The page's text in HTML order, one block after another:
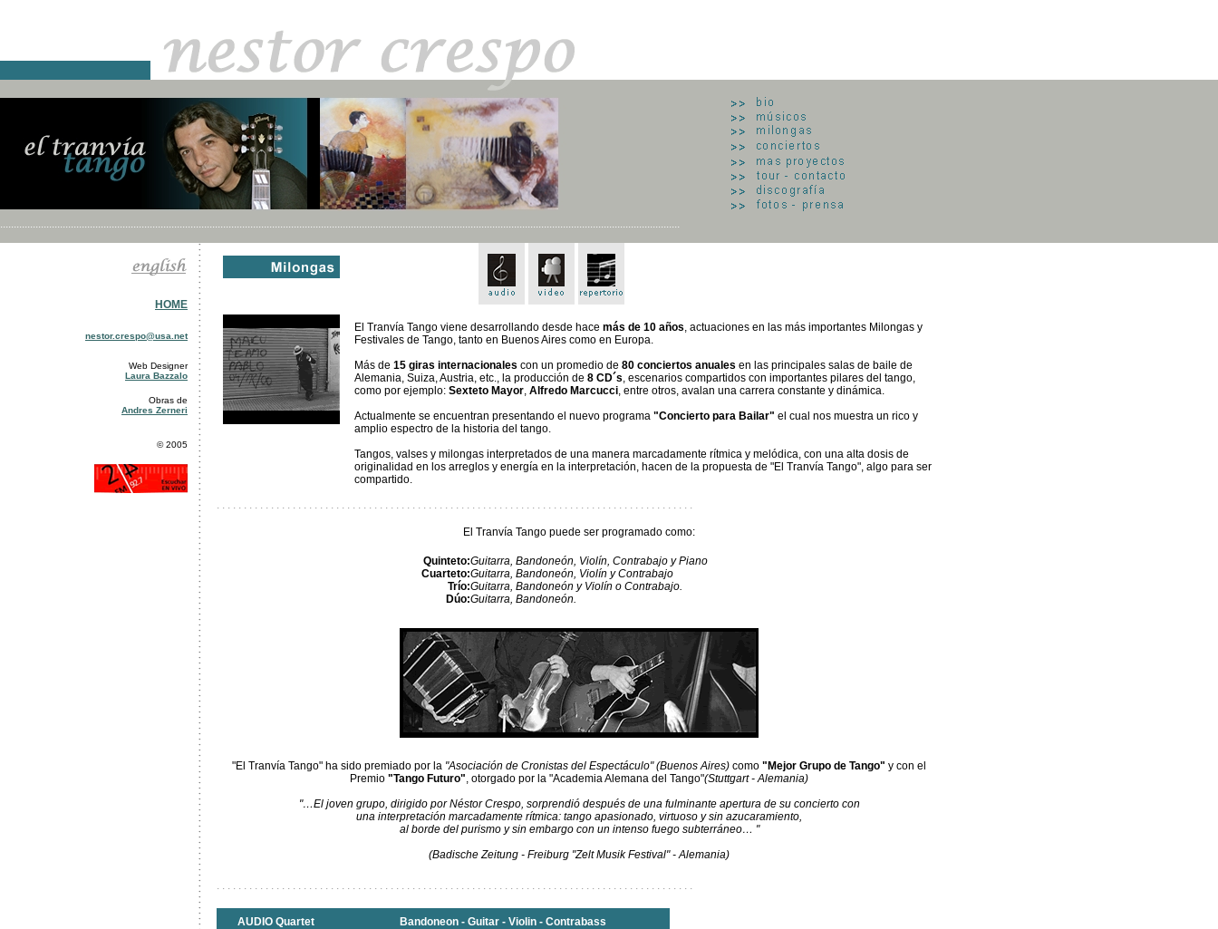
..........................................................................................................................................................................................................................................................
HOM E
nestor.crespo@usa.net
Web Designer
Laura Bazzalo
Obras de
Andres Zerneri
© 2005
El Tranvía Tango viene desarrollando desde hace más de 10 años, actuaciones en las más importantes Milongas y
Festivales de Tango, tanto en Buenos Aires como en Europa.
Más de 15 giras internacionales con un promedio de 80 conciertos anuales en las principales salas de baile de
Alemania, Suiza, Austria, etc., la producción de 8 CD´s, escenarios compartidos con importantes pilares del tango,
como por ejemplo: Sexteto Mayor, Alfredo Marcucci, entre otros, avalan una carrera constante y dinámica.
Actualmente se encuentran presentando el nuevo programa "Concierto para Bailar" el cual nos muestra un rico y
amplio espectro de la historia del tango.
Tangos, valses y milongas interpretados de una manera marcadamente rítmica y melódica, con una alta dosis de
originalidad en los arreglos y energía en la interpretación, hacen de la propuesta de "El Tranvía Tango", algo para ser
compartido.
. . . . . . . . . . . . . . . . . . . . . . . . . . . . . . . . . . . . . . . . . . . . . . . . . . . . . . . . . . . . . . . . . . . . . . . . . . . . . . . . . . . . . . . .
El Tranvía Tango puede ser programado como:
Quinteto:Guitarra, Bandoneón, Violín, Contrabajo y Piano
Cuarteto:Guitarra, Bandoneón, Violín y Contrabajo
Trío:Guitarra, Bandoneón y Violín o Contrabajo.
Dúo:Guitarra, Bandoneón.
"El Tranvía Tango" ha sido premiado por la "Asociación de Cronistas del Espectáculo" (Buenos Aires) como "Mejor Grupo de Tango" y con el
Premio "Tango Futuro", otorgado por la "Academia Alemana del Tango"(Stuttgart - Alemania)
"…El joven grupo, dirigido por Néstor Crespo, sorprendió después de una fulminante apertura de su concierto con
una interpretación marcadamente rítmica: tango apasionado, virtuoso y sin azucaramiento,
al borde del purismo y sin embargo con un intenso fuego subterráneo… "
(Badische Zeitung - Freiburg "Zelt Musik Festival" - Alemania)
. . . . . . . . . . . . . . . . . . . . . . . . . . . . . . . . . . . . . . . . . . . . . . . . . . . . . . . . . . . . . . . . . . . . . . . . . . . . . . . . . . . . . . . .
AUDIO Quartet Bandoneon - Guitar - Violin - Contrabass